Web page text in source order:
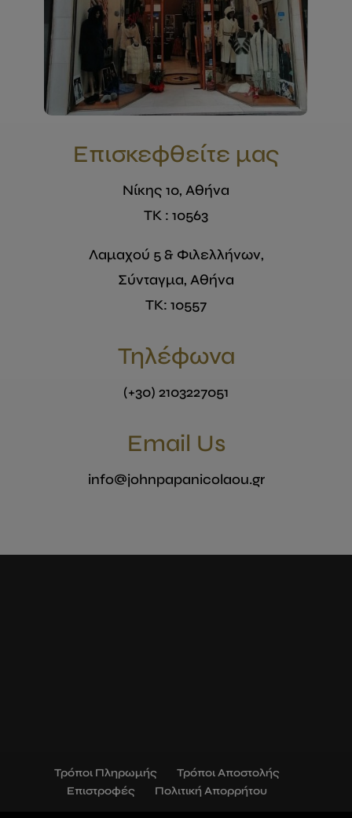
Επισκεφθείτε μας
Νίκης 10, Αθήνα
ΤΚ : 10563
Λαμαχού 5 & Φιλελλήνων,
Σύνταγμα, Αθήνα
ΤΚ: 10557
Τηλέφωνα
(+30) 2103227051
Email Us
info@johnpapanicolaou.gr
Τρόποι Πληρωμής
Τρόποι Αποστολής
Επιστροφές
Πολιτική Απορρήτου